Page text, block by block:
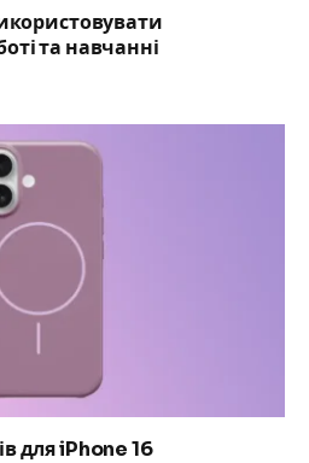
та навчанні
для iPhone 16